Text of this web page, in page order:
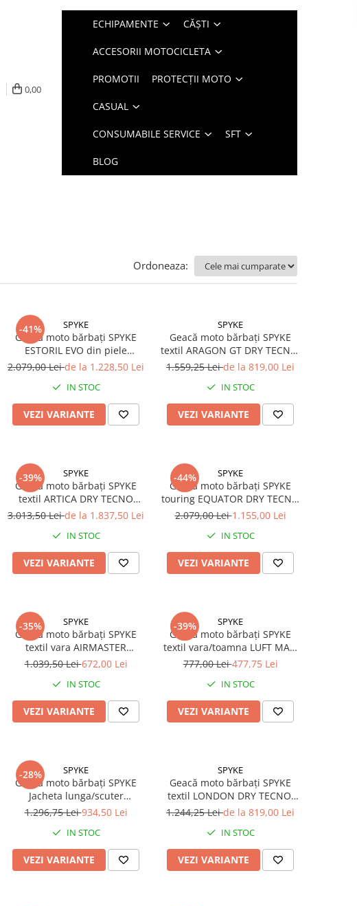
0,00
ECHIPAMENTE CĂȘTI
ACCESORII MOTOCICLETA
PROMOTII PROTECȚII MOTO
CASUAL
CONSUMABILE SERVICE SFT
BLOG
Ordoneaza:
-41% SPYKE
Geacă moto bărbați SPYKE
ESTORIL EVO din piele
negru/roșu aprins
2.079,00 Leide la 1.228,50 Lei
IN STOC
VEZI VARIANTE
SPYKE
Geacă moto bărbați SPYKE
textil ARAGON GT DRY TECNO,
negru/roșu
1.559,25 Leide la 819,00 Lei
IN STOC
VEZI VARIANTE
-39% SPYKE
Geacă moto bărbați SPYKE
textil ARTICA DRY TECNO
gri/negru/albastru
3.013,50 Leide la 1.837,50 Lei
IN STOC
VEZI VARIANTE
-44% SPYKE
Geacă moto bărbați SPYKE
touring EQUATOR DRY TECNO
negru/Antracit/galben aprins
2.079,00 Lei1.155,00 Lei
IN STOC
VEZI VARIANTE
-35% SPYKE
Geacă moto bărbați SPYKE
textil vara AIRMASTER
negru/gri/roșu
1.039,50 Lei672,00 Lei
IN STOC
VEZI VARIANTE
-39% SPYKE
Geacă moto bărbați SPYKE
textil vara/toamna LUFT MAN
2.0, negru
777,00 Lei477,75 Lei
IN STOC
VEZI VARIANTE
-28% SPYKE
Geacă moto bărbați SPYKE
Jacheta lunga/scuter
BARCELONA negru
1.296,75 Lei934,50 Lei
IN STOC
VEZI VARIANTE
SPYKE
Geacă moto bărbați SPYKE
textil LONDON DRY TECNO,
negru
1.244,25 Leide la 819,00 Lei
IN STOC
VEZI VARIANTE